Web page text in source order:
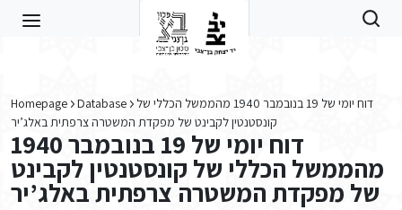
Homepage Database
דוח יומי של 19 בנובמבר 1940 מהממשל הכללי של
קונסטנטין לקבינט של מפקדת המשטרה צרפתית באלג’יר
דוח יומי של 19 בנובמבר 1940
מהממשל הכללי של קונסטנטין לקבינט
של מפקדת המשטרה צרפתית באלג’יר